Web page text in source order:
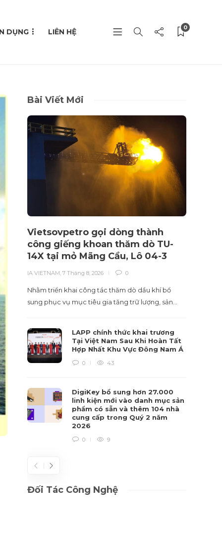
DỤNG LIÊN HỆ 0
Bài Viết Mới
Vietsovpetro gọi dòng thành
công giếng khoan thăm dò TU-
14X tại mỏ Mãng Cầu, Lô 04-3
IA VIETNAM ,7 Tháng 8, 2026 0
Nhằm triển khai công tác thăm dò dầu khí bổ
sung phục vụ mục tiêu gia tăng trữ lượng, sản…
LAPP chính thức khai trương
Tại Việt Nam Sau Khi Hoàn Tất
Hợp Nhất Khu Vực Đông Nam Á
0 43
DigiKey bổ sung hơn 27.000
linh kiện mới vào danh mục sản
phẩm có sẵn và thêm 104 nhà
cung cấp trong Quý 2 năm
2026
0 9
Đối Tác Công Nghệ